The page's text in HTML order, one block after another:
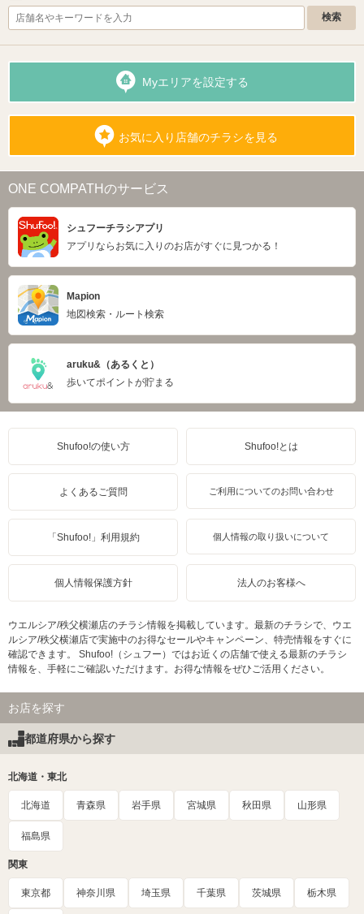
Myエリアを設定する
お気に入り店舗のチラシを見る
ONE COMPATHのサービス
シュフーチラシアプリ
アプリならお気に入りのお店がすぐに見つかる！
Mapion
地図検索・ルート検索
aruku&（あるくと）
歩いてポイントが貯まる
Shufoo!の使い方 Shufoo!とは
よくあるご質問 ご利用についてのお問い合わせ
「Shufoo!」利用規約 個人情報の取り扱いについて
個人情報保護方針 法人のお客様へ
ウエルシア/秩父横瀬店のチラシ情報を掲載しています。最新のチラシで、ウエ
ルシア/秩父横瀬店で実施中のお得なセールやキャンペーン、特売情報をすぐに
確認できます。 Shufoo!（シュフー）ではお近くの店舗で使える最新のチラシ
情報を、手軽にご確認いただけます。お得な情報をぜひご活用ください。
お店を探す
都道府県から探す
北海道・東北
北海道 青森県 岩手県 宮城県 秋田県 山形県
福島県
関東
東京都 神奈川県 埼玉県 千葉県 茨城県 栃木県